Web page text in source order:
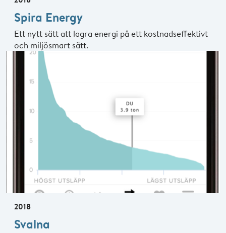
Spira Energy
Ett nytt sätt att lagra energi på ett kostnadseffektivt
och miljösmart sätt.
2018
Svalna